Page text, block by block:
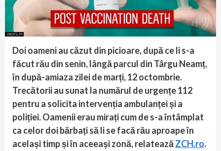
Doi oameni au căzut din picioare, după ce li s-a
făcut rău din senin, lângă parcul din Târgu Neamț,
în după-amiaza zilei de marți, 12 octombrie.
Trecătorii au sunat la numărul de urgențe 112
pentru a solicita intervenția ambulanței și a
poliției. Oamenii erau mirați cum de s-a întâmplat
ca celor doi bărbați să li se facă rău aproape în
același timp și în aceeași zonă, relateazăZCH.ro.